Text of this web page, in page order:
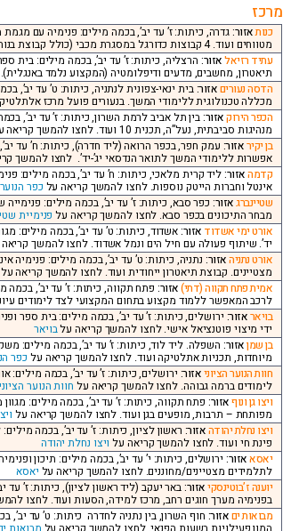
מרכז
כנותאזור:גדרה, כיתות: ז’ עד יב’, בכמה מילים: פנימיה עם
מטווחים ועוד. 4 קבוצות כדורגל במסגרת מכבי (כולל קבוצת בנות)
עתיד רזיאלאזור: הרצליה, כיתות: ז’ עד יב’, בכמה מילים: בית
תיאטרון, מחשבים, מדעים ודיפלומטיה (המקצוע נלמד
הדסה נעוריםאזור:בית ינאי-צפונית לנתניה, כיתות: ט’ עד יב’,
מכללה טכנולוגית ללימודי המשך. בנעורים פועל מרכז
הכפר הירוקאזור:בין תל אביב לרמת השרון, כיתות: ז’ עד יב’,
מנהיגות סביבתית, נעל”ה, תכנית 10 ועוד. לחצו להמשך קריאה על
בן יקיראזור: עמק חפר, בכפר הרואה (ליד חדרה), כיתות: ח’ עד
אפשרות ללימודי המשך לתואר הנדסאי יג’-יד’. לחצו להמשך
קדמהאזור:ליד קרית מלאכי, כיתות: ח’ עד יב’, בכמה מילים:
אינטל וחברות הייטק נוספות. לחצו להמשך קריאה על כפר
שטיינברגאזור: כפר סבא, כיתות: ז’ עד יב’, בכמה מילים:
מבחר התיכונים בכפר סבא. לחצו להמשך קריאה על פנימיית
אורט ימי אשדוד אזור:אשדוד, כיתות: ט’ עד יב’, בכמה מילים:
יד’. שיתוף פעולה עם חיל הים ונמל אשדוד. לחצו להמשך
אורט נתניהאזור: נתניה, כיתות: ט’ עד יב’, בכמה מילים: פנימיה
מצטיינים. קבוצת תיאטרון ייחודית ועוד. לחצו להמשך קריאה על
אמית פתח תקווה (דתי)אזור:
לרכב המאפשר ללמוד מקצוע בתחום המקצועי לצד לימודים
בויאראזור: ירושלים, כיתות: ז’ עד יב’, בכמה מילים: בית ספר
ידי מיצוי פוטנציאל אישי. לחצו להמשך קריאה עלבויאר
בן שמןאזור: השפלה. ליד לוד, כיתות: ז’ עד יב’, בכמה מילים:
מיוחדות, תכניות אתלטיקה ועוד. לחצו להמשך קריאה על כפר
חוות הנוער הציוניאזור: ירושלים, כיתות: ז’ עד יב’, בכמה מילים:
לימודים ברמה גבוהה. לחצו להמשך קריאה על חוות הנוער
ויצו גן ונוףאזור: פתח תקווה, כיתות: ז’ עד יב’, בכמה מילים:
מפותחת – תרבות, מופעים בגן ועוד. לחצו להמשך קריאה על
ויצו נחלת יהודהאזור: ראשון לציון, כיתות: ז’ עד יב’, בכמה
פינת חי ועוד. לחצו להמשך קריאה על ויצו נחלת יהודה
יאסאאזור: ירושלים, כיתות: י’ עד יב’, בכמה מילים: תיכון
לתלמידים מצטיינים/מחוננים. לחצו להמשך קריאה על יאסא
יוענה ז’בוטינסקיאזור:באר יעקב (ליד ראשון לציון), כיתות: ז’
בפנימיה מערך חוגים רחב, מרכז למידה, הסעות ועוד. לחצו
מבואות יםאזור: חוף השרון, בין נתניה לחדרה כיתות: ט’ עד יב’,